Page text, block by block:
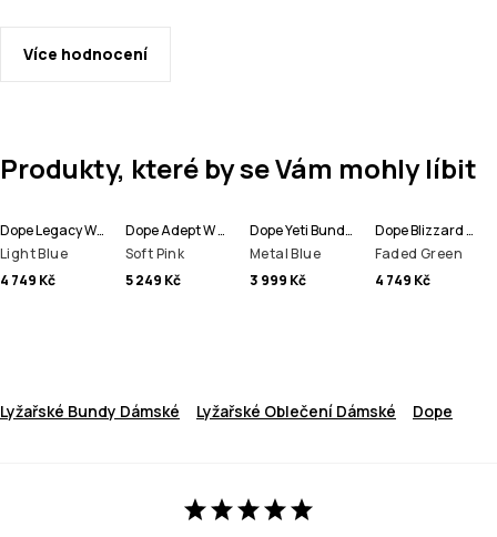
Více hodnocení
Produkty, které by se Vám mohly líbit
Dope Legacy W Bunda na Snowboard Dámské
Light Blue
4 749 Kč
Dope Adept W Lyžařská Bunda Dámské
Soft Pink
5 249 Kč
Dope Yeti Bunda na Snowboard Pánské
Metal Blue
3 999 Kč
Dope Blizzard W Bunda na Snowboard Dámské
Faded Green
4 749 Kč
Lyžařské Bundy Dámské Lyžařské Oblečení Dámské Dope